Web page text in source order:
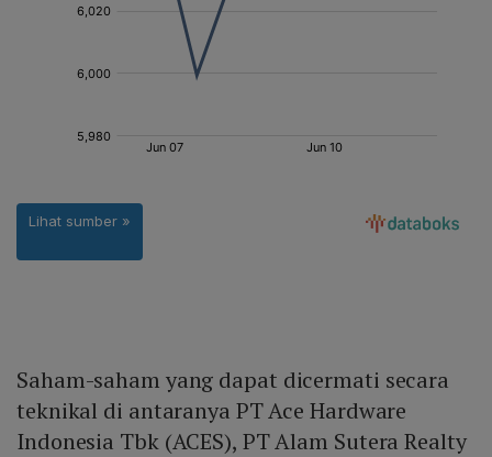
Saham-saham yang dapat dicermati secara
teknikal di antaranya PT Ace Hardware
Indonesia Tbk (ACES), PT Alam Sutera Realty